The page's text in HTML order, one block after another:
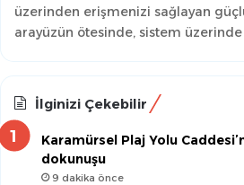
üzerinden erişmenizi sağlayan
arayüzün ötesinde, sistem
İlginizi Çekebilir
Karamürsel Plaj Yolu
dokunuşu
9 dakika önce